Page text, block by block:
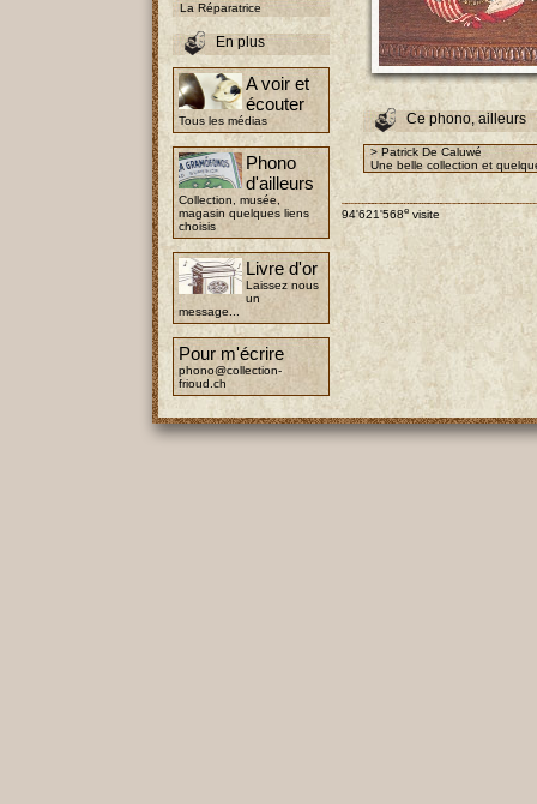
La Réparatrice
En plus
A voir et
écouter
Tous les médias
Phono
d'ailleurs
Collection, musée,
magasin quelques liens
choisis
Livre d'or
Laissez nous
un
message...
Pour m'écrire
phono@collection-
frioud.ch
Ce phono, ailleurs
> Patrick De Caluwé
Une belle collection et
94'621'568e visite